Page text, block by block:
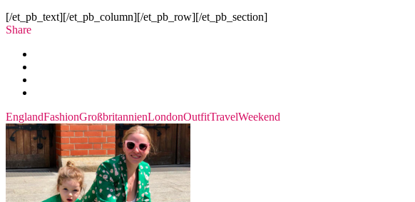
[/et_pb_text][/et_pb_column][/et_pb_row][/et_pb_section]
Share
EnglandFashionGroßbritannienLondonOutfitTravelWeekend